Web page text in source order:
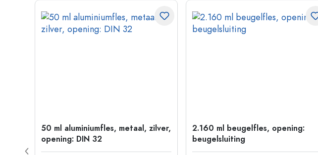
50 ml aluminiumfles, metaal, zilver,
opening: DIN 32
2.160 ml beugelfles, opening:
beugelsluiting